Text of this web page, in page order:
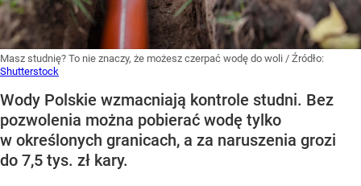
Masz studnię? To nie znaczy, że możesz czerpać wodę do woli / Źródło:
Shutterstock
Wody Polskie wzmacniają kontrole studni. Bez
pozwolenia można pobierać wodę tylko
w określonych granicach, a za naruszenia grozi
do 7,5 tys. zł kary.